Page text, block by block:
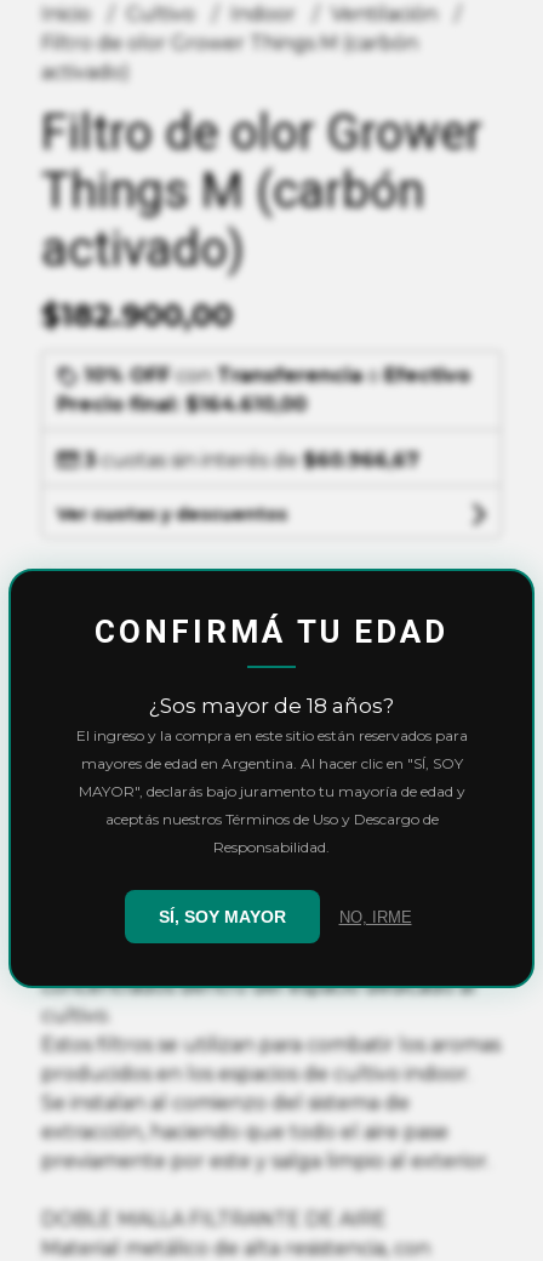
Inicio Cultivo Indoor
Ventilación
Filtro de olor Grower Things M (carbón
activado)
Filtro de olor Grower
Things M (carbón
activado)
$182.900,00
10% OFFcon TransferenciaoEfectivo
Precio final:$164.610,00
3cuotas sin interés de$60.966,67
Ver cuotas y descuentos
Calculá el costo de envío
CALCULAR
Los filtros de carbón activo línea MAER
concentrados dentro del espacio dedicado al
cultivo.
Estos filtros se utilizan para combatir los aromas
producidos en los espacios de cultivo indoor.
Se instalan al comienzo del sistema de
extracción, haciendo que todo el aire pase
previamente por este y salga limpio al exterior.
DOBLE MALLA FILTRANTE DE AIRE
Material metálico de alta resistencia, con
CONFIRMÁ TU EDAD
¿Sos mayor de 18 años?
El ingreso y la compra en este sitio están reservados para
mayores de edad en Argentina. Al hacer clic en "SÍ, SOY
MAYOR", declarás bajo juramento tu mayoría de edad y
aceptás nuestros Términos de Uso y Descargo de
Responsabilidad.
SÍ, SOY MAYOR NO, IRME